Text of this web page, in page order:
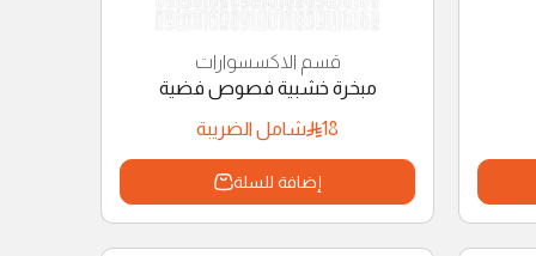
قسم الاكسسوارات
مبخرة خشبية فصوص فضية
18
شامل الضريبة
إضافة للسلة